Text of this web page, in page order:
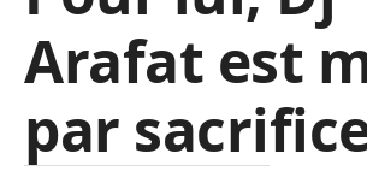
Arafat est
par